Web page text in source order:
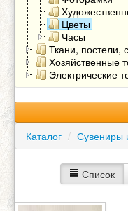
Цветы
Часы
Ткани, постели,
Хозяйственные
Электрические
Каталог / Сувениры
Список